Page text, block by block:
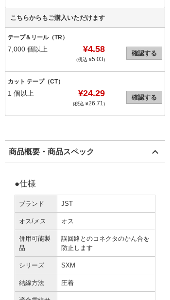
こちらからもご購入いただけます
テープ＆リール（TR）
7,000 個以上 ¥4.58
(税込 ¥5.03)
確認する
カット テープ（CT）
1 個以上 ¥24.29
(税込 ¥26.71)
確認する
商品概要・商品スペック
●仕様
ブランド JST
オス/メス オス
併用可能製
品
誤回路とのコネクタのかん合を
防止します
シリーズ SXM
結線方法 圧着